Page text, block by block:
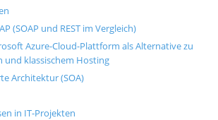
(SOAP und REST im Vergleich)
Azure-Cloud-Plattform als Alternative zu
und klassischem Hosting
Architektur (SOA)
in IT-Projekten